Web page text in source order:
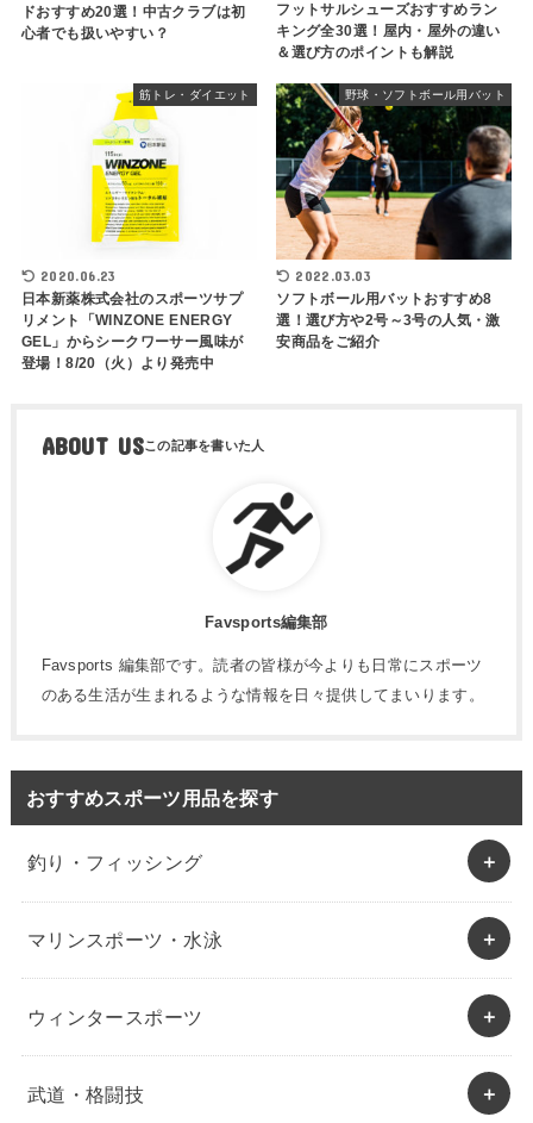
ドおすすめ20選！中古クラブは初
心者でも扱いやすい？
フットサルシューズおすすめラン
キング全30選！屋内・屋外の違い
＆選び方のポイントも解説
筋トレ・ダイエット
2020.06.23
日本新薬株式会社のスポーツサプ
リメント「WINZONE ENERGY
GEL」からシークワーサー風味が
登場！8/20（火）より発売中
野球・ソフトボール用バット
2022.03.03
ソフトボール用バットおすすめ8
選！選び方や2号～3号の人気・激
安商品をご紹介
ABOUT US
Favsports編集部
Favsports 編集部です。読者の皆様が今よりも日常にスポーツ
のある生活が生まれるような情報を日々提供してまいります。
おすすめスポーツ用品を探す
釣り・フィッシング
マリンスポーツ・水泳
ウィンタースポーツ
武道・格闘技